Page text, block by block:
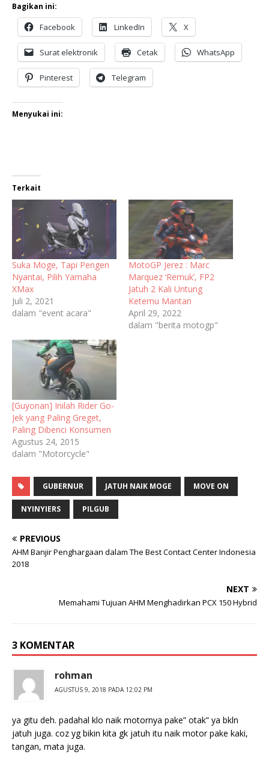
Bagikan ini:
Facebook LinkedIn X
Surat elektronik Cetak WhatsApp
Pinterest Telegram
Menyukai ini:
Terkait
Suka Moge, Tapi Pengen
Nyantai, Pilih Yamaha
XMax
Juli 2, 2021
dalam "event acara"
MotoGP Jerez : Marc
Marquez ‘Remuk’, FP2
Jatuh 2 Kali Untung
Ketemu Mantan
April 29, 2022
dalam "berita motogp"
[Guyonan] Inilah Rider Go-
Jek yang Paling Greget,
Paling Dibenci Konsumen
Agustus 24, 2015
dalam "Motorcycle"
GUBERNUR JATUH NAIK MOGE MOVE ON
NYINYIERS PILGUB
PREVIOUS
AHM Banjir Penghargaan dalam The Best Contact Center Indonesia
2018
NEXT
Memahami Tujuan AHM Menghadirkan PCX 150 Hybrid
3 KOMENTAR
rohman
AGUSTUS 9, 2018 PADA 12:02 PM
ya gitu deh. padahal klo naik motornya pake” otak” ya bkln
jatuh juga. coz yg bikin kita gk jatuh itu naik motor pake kaki,
tangan, mata juga.